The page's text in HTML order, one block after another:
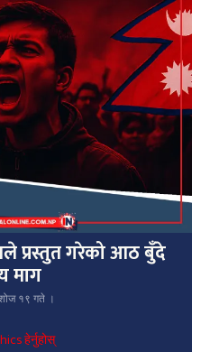
प्रस्तुत गरेको आठ बुँदे
माग
१९ गते ।
हेर्नुहोस्